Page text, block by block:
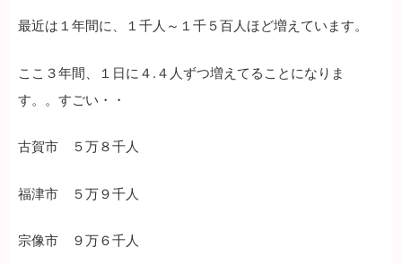
最近は１年間に、１千人～１千５百人ほど増えています。
ここ３年間、１日に４.４人ずつ増えてることになりま
す。。すごい・・
古賀市 ５万８千人
福津市 ５万９千人
宗像市 ９万６千人